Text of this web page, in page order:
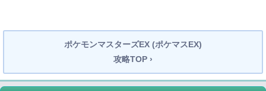
ポケモンマスターズEX (ポケマスEX)
攻略TOP ›